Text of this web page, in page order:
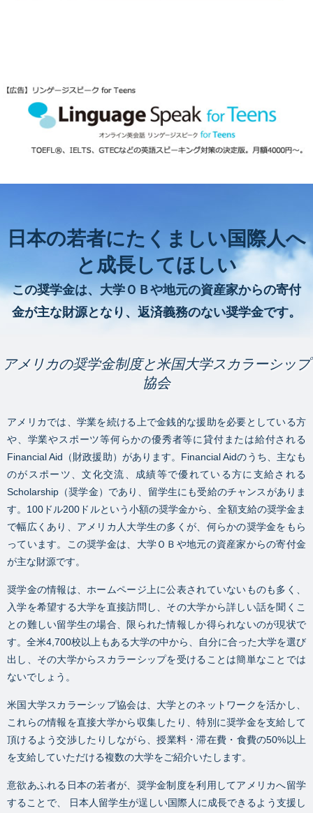
日本の若者にたくましい国際人へ
と成長してほしい
この奨学金は、大学ＯＢや地元の資産家からの寄付
金が主な財源となり、返済義務のない奨学金です。
アメリカの奨学金制度と米国大学スカラーシップ
協会
アメリカでは、学業を続ける上で金銭的な援助を必要としている方
や、学業やスポーツ等何らかの優秀者等に貸付または給付される
Financial Aid（財政援助）があります。Financial Aidのうち、主なも
のがスポーツ、文化交流、成績等で優れている方に支給される
Scholarship（奨学金）であり、留学生にも受給のチャンスがありま
す。100ドル200ドルという小額の奨学金から、全額支給の奨学金ま
で幅広くあり、アメリカ人大学生の多くが、何らかの奨学金をもら
っています。この奨学金は、大学ＯＢや地元の資産家からの寄付金
が主な財源です。
奨学金の情報は、ホームページ上に公表されていないものも多く、
入学を希望する大学を直接訪問し、その大学から詳しい話を聞くこ
との難しい留学生の場合、限られた情報しか得られないのが現状で
す。全米4,700校以上もある大学の中から、自分に合った大学を選び
出し、その大学からスカラーシップを受けることは簡単なことでは
ないでしょう。
米国大学スカラーシップ協会は、大学とのネットワークを活かし、
これらの情報を直接大学から収集したり、特別に奨学金を支給して
頂けるよう交渉したりしながら、授業料・滞在費・食費の50%以上
を支給していただける複数の大学をご紹介いたします。
意欲あふれる日本の若者が、奨学金制度を利用してアメリカへ留学
することで、 日本人留学生が逞しい国際人に成長できるよう支援し